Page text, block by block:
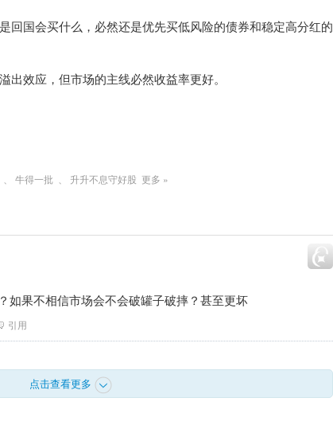
回国会买什么，必然还是优先买低风险的债券和稳定高分红的
效应，但市场的主线必然收益率更好。
牛得一批 升升不息守好股 更多 »
如果不相信市场会不会破罐子破摔？甚至更坏
引用
点击查看更多